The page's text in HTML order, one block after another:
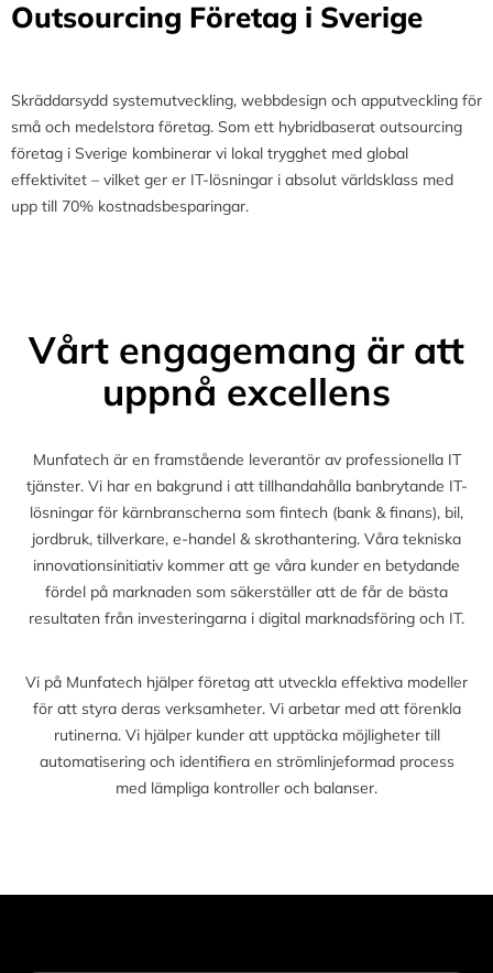
Outsourcing Företag i Sverige
Skräddarsydd systemutveckling, webbdesign och apputveckling för
små och medelstora företag. Som ett hybridbaserat outsourcing
företag i Sverige kombinerar vi lokal trygghet med global
effektivitet – vilket ger er IT-lösningar i absolut världsklass med
upp till 70% kostnadsbesparingar.
Vårt engagemang är att
uppnå excellens
Munfatech är en framstående leverantör av professionella IT
tjänster. Vi har en bakgrund i att tillhandahålla banbrytande IT-
lösningar för kärnbranscherna som fintech (bank & finans), bil,
jordbruk, tillverkare, e-handel & skrothantering. Våra tekniska
innovationsinitiativ kommer att ge våra kunder en betydande
fördel på marknaden som säkerställer att de får de bästa
resultaten från investeringarna i digital marknadsföring och IT.
Vi på Munfatech hjälper företag att utveckla effektiva modeller
för att styra deras verksamheter. Vi arbetar med att förenkla
rutinerna. Vi hjälper kunder att upptäcka möjligheter till
automatisering och identifiera en strömlinjeformad process
med lämpliga kontroller och balanser.